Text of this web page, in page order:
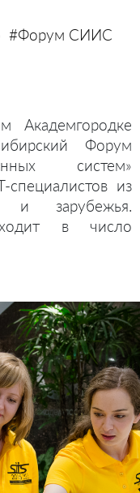
#Форум СИИС
Академгородке
Форум
систем»
из
и зарубежья.
в число